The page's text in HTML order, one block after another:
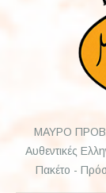
ΜΑΥΡΟ
Αυθεντικές
Πακέτο -